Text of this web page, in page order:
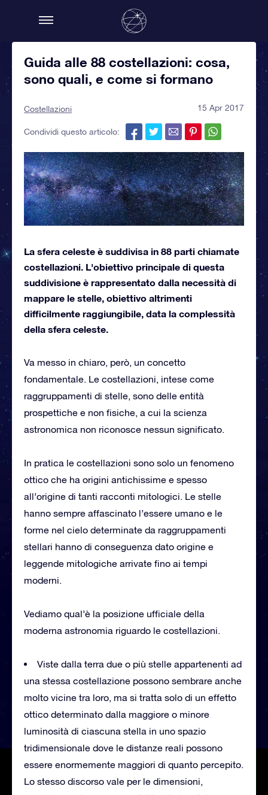
Guida alle 88 costellazioni: cosa,
sono quali, e come si formano
Costellazioni 15 Apr 2017
Condividi questo articolo:
La sfera celeste è suddivisa in 88 parti chiamate
costellazioni. L'obiettivo principale di questa
suddivisione è rappresentato dalla necessità di
mappare le stelle, obiettivo altrimenti
difficilmente raggiungibile, data la complessità
della sfera celeste.
Va messo in chiaro, però, un concetto
fondamentale. Le costellazioni, intese come
raggruppamenti di stelle, sono delle entità
prospettiche e non fisiche, a cui la scienza
astronomica non riconosce nessun significato.
In pratica le costellazioni sono solo un fenomeno
ottico che ha origini antichissime e spesso
all’origine di tanti racconti mitologici. Le stelle
hanno sempre affascinato l’essere umano e le
forme nel cielo determinate da raggruppamenti
stellari hanno di conseguenza dato origine e
leggende mitologiche arrivate fino ai tempi
moderni.
Vediamo qual’è la posizione ufficiale della
moderna astronomia riguardo le costellazioni.
Viste dalla terra due o più stelle appartenenti ad
una stessa costellazione possono sembrare anche
molto vicine tra loro, ma si tratta solo di un effetto
ottico determinato dalla maggiore o minore
luminosità di ciascuna stella in uno spazio
tridimensionale dove le distanze reali possono
essere enormemente maggiori di quanto percepito.
Lo stesso discorso vale per le dimensioni,